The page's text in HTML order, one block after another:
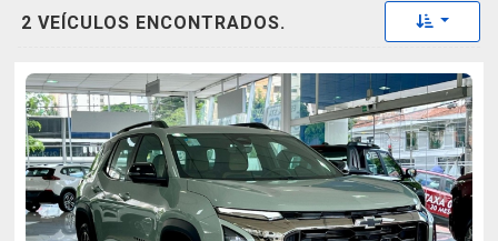
2 VEÍCULOS ENCONTRADOS. Toggle